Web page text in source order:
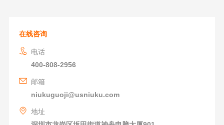
在线咨询
电话
400-808-2956
邮箱
niukuguoji@usniuku.com
地址